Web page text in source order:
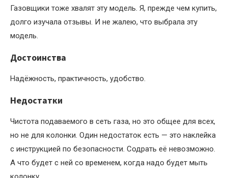
Газовщики тоже хвалят эту модель. Я, прежде чем купить,
долго изучала отзывы. И не жалею, что выбрала эту
модель.
Достоинства
Надёжность, практичность, удобство.
Недостатки
Чистота подаваемого в сеть газа, но это общее для всех,
но не для колонки. Один недостаток есть — это наклейка
с инструкцией по безопасности. Содрать её невозможно.
А что будет с ней со временем, когда надо будет мыть